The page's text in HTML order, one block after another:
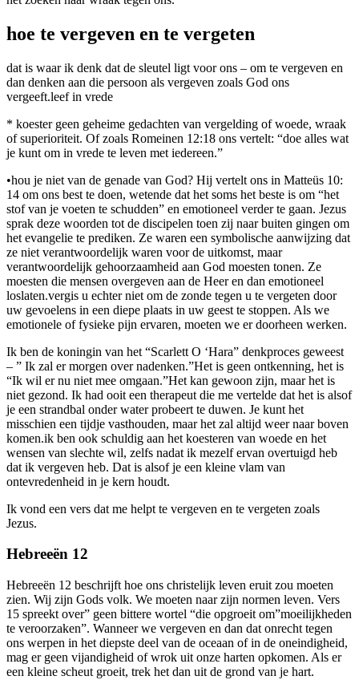
hoe te vergeven en te vergeten
dat is waar ik denk dat de sleutel ligt voor ons – om te vergeven en
dan denken aan die persoon als vergeven zoals God ons
vergeeft.leef in vrede
* koester geen geheime gedachten van vergelding of woede, wraak
of superioriteit. Of zoals Romeinen 12:18 ons vertelt: “doe alles wat
je kunt om in vrede te leven met iedereen.”
•hou je niet van de genade van God? Hij vertelt ons in Matteüs 10:
14 om ons best te doen, wetende dat het soms het beste is om “het
stof van je voeten te schudden” en emotioneel verder te gaan. Jezus
sprak deze woorden tot de discipelen toen zij naar buiten gingen om
het evangelie te prediken. Ze waren een symbolische aanwijzing dat
ze niet verantwoordelijk waren voor de uitkomst, maar
verantwoordelijk gehoorzaamheid aan God moesten tonen. Ze
moesten die mensen overgeven aan de Heer en dan emotioneel
loslaten.vergis u echter niet om de zonde tegen u te vergeten door
uw gevoelens in een diepe plaats in uw geest te stoppen. Als we
emotionele of fysieke pijn ervaren, moeten we er doorheen werken.
Ik ben de koningin van het “Scarlett O ‘Hara” denkproces geweest
– ” Ik zal er morgen over nadenken.”Het is geen ontkenning, het is
“Ik wil er nu niet mee omgaan.”Het kan gewoon zijn, maar het is
niet gezond. Ik had ooit een therapeut die me vertelde dat het is alsof
je een strandbal onder water probeert te duwen. Je kunt het
misschien een tijdje vasthouden, maar het zal altijd weer naar boven
komen.ik ben ook schuldig aan het koesteren van woede en het
wensen van slechte wil, zelfs nadat ik mezelf ervan overtuigd heb
dat ik vergeven heb. Dat is alsof je een kleine vlam van
ontevredenheid in je kern houdt.
Ik vond een vers dat me helpt te vergeven en te vergeten zoals
Jezus.
Hebreeën 12
Hebreeën 12 beschrijft hoe ons christelijk leven eruit zou moeten
zien. Wij zijn Gods volk. We moeten naar zijn normen leven. Vers
15 spreekt over” geen bittere wortel “die opgroeit om”moeilijkheden
te veroorzaken”. Wanneer we vergeven en dan dat onrecht tegen
ons werpen in het diepste deel van de oceaan of in de oneindigheid,
mag er geen vijandigheid of wrok uit onze harten opkomen. Als er
een kleine scheut groeit, trek het dan uit de grond van je hart.